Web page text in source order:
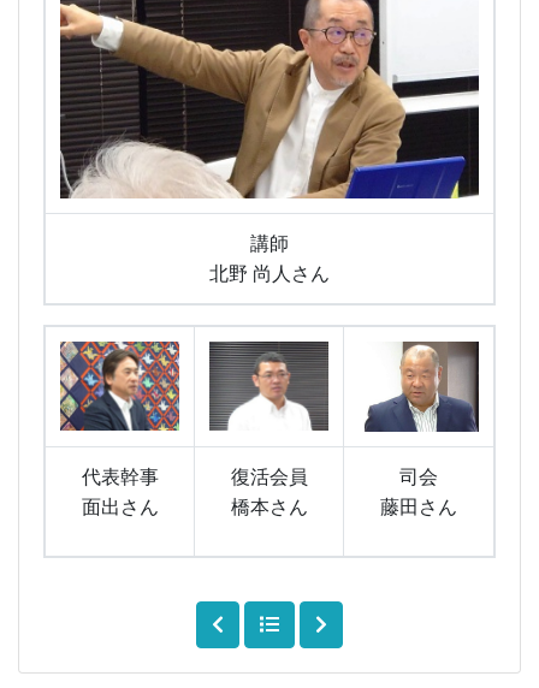
講師
北野 尚人さん
代表幹事
面出さん
復活会員
橋本さん
司会
藤田さん